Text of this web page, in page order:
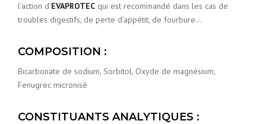
l’action d’EVAPROTEC qui est recommandé dans les cas de
troubles digestifs, de perte d’appétit, de fourbure…
COMPOSITION :
Bicarbonate de sodium, Sorbitol, Oxyde de magnésium,
Fenugrec micronisé
CONSTITUANTS ANALYTIQUES :